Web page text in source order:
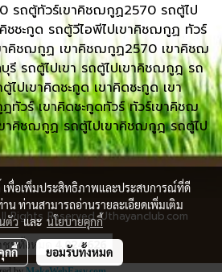
รถตู้ทัวร์เขาคิชฌกูฏ2570 รถตู้ไป
ชชะกูด รถตู้วีไอพีไปเขาคิชฌกูฏ ทัวร์
าคิชฌกูฏ เขาคิชฌกูฏ2570 เขาคิชฌ
รถตู้ไปเขา รถตู้ไปเขาคิชฌกูฎ รถ
ปเขาคิดชะกูด เขาคิดชะกูด เขา
วร์ เขาคิดชะกูดทัวร์ ทัวร์เขาคิชฌ
าคิชฌกูฏ รถตู้ไปเขาคิชฌกูฎ รถตู้ไป
Reserved. Uthayanclub.com
ชมทั้งหมด4,024,626
เพื่อเพิ่มประสิทธิภาพและประสบการณ์ที่ดี
าน ท่านสามารถอ่านรายละเอียดเพิ่มเติม
ตัวและ นโยบายคุกกี้
กกี้ ยอมรับทั้งหมด